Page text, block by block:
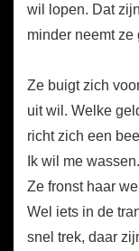
wil lopen. Dat
minder neemt ze
Ze buigt zich
uit wil. Welke
richt zich een
Ik wil me wassen.
Ze fronst haar
Wel iets in de
snel trek, daar